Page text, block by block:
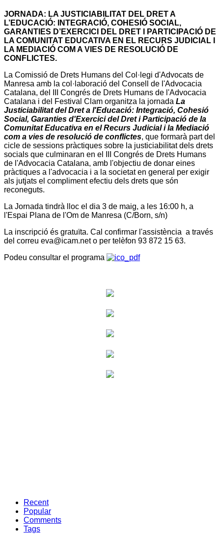
JORNADA: LA JUSTICIABILITAT DEL DRET A
L’EDUCACIÓ: INTEGRACIÓ, COHESIÓ SOCIAL,
GARANTIES D’EXERCICI DEL DRET I PARTICIPACIÓ DE
LA COMUNITAT EDUCATIVA EN EL RECURS JUDICIAL I
LA MEDIACIÓ COM A VIES DE RESOLUCIÓ DE
CONFLICTES.
La Comissió de Drets Humans del Col·legi d'Advocats de
Manresa amb la col·laboració del Consell de l'Advocacia
Catalana, del III Congrés de Drets Humans de l'Advocacia
Catalana i del Festival Clam organitza la jornada La
Justiciabilitat del Dret a l'Educació: Integració, Cohesió
Social, Garanties d'Exercici del Dret i Participació de la
Comunitat Educativa en el Recurs Judicial i la Mediació
com a vies de resolució de conflictes, que formarà part del
cicle de sessions pràctiques sobre la justiciabilitat dels drets
socials que culminaran en el III Congrés de Drets Humans
de l'Advocacia Catalana, amb l'objectiu de donar eines
pràctiques a l'advocacia i a la societat en general per exigir
als jutjats el compliment efectiu dels drets que són
reconeguts.
La Jornada tindrà lloc el dia 3 de maig, a les 16:00 h, a
l'Espai Plana de l'Om de Manresa (C/Born, s/n)
La inscripció és gratuïta. Cal confirmar l'assistència a través
del correu eva@icam.net o per telèfon 93 872 15 63.
Podeu consultar el programa
Recent
Popular
Comments
Tags